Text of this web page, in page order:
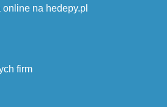
na hedepy.pl
firm